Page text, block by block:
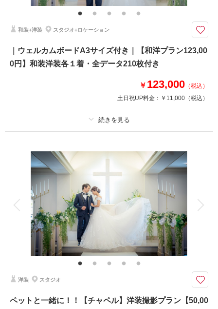
差額なしで選べます 古民家撮影申請料 含む
古民家『内田家住宅』和装撮影が期間限定で88,000円130カット！衣装差額
なし！ウェルカムボードA3付きでお得！！
華雅苑練馬店限定 和装ロケーション【古民家 内田家住宅】コミコミ88,0
00円
ウェルカムボード付or土日料金無料
●ご新婦様は白無垢・色打掛・黒引振袖より1点
和装+洋装 スタジオ+ロケーション
｜ウェルカムボードA3サイズ付き｜【和洋プラン123,00
0円】和装洋装各１着・全データ210枚付き
￥ 123,000 （税込）
土日祝UP料金： ￥11,000 （税込）
撮影料 新郎衣装2着
着付け 小物一式
アルバム データ 210 カット 台紙付写真
衣装追加 挙式
家族と撮影 家族用衣装レンタル ペットと撮影
ご新婦様の和装のヘアスタイルは洋髪orかつら綿帽子orかつら角隠し 和装
着付け 和装小物一式 （新婦衣裳は差額なしで選べます）
『ウェルカムボードA3サイズ付or六つ切り2面×2冊付き』和洋撮影が123,0
00円データ210カット付！衣装差額もなく安心！
●新郎新婦和装洋装各１着
●ご新婦様の和装は白無垢・色打掛・黒引振袖より１点
洋装 スタジオ
ペットと一緒に！！【チャペル】洋装撮影プラン【50,00